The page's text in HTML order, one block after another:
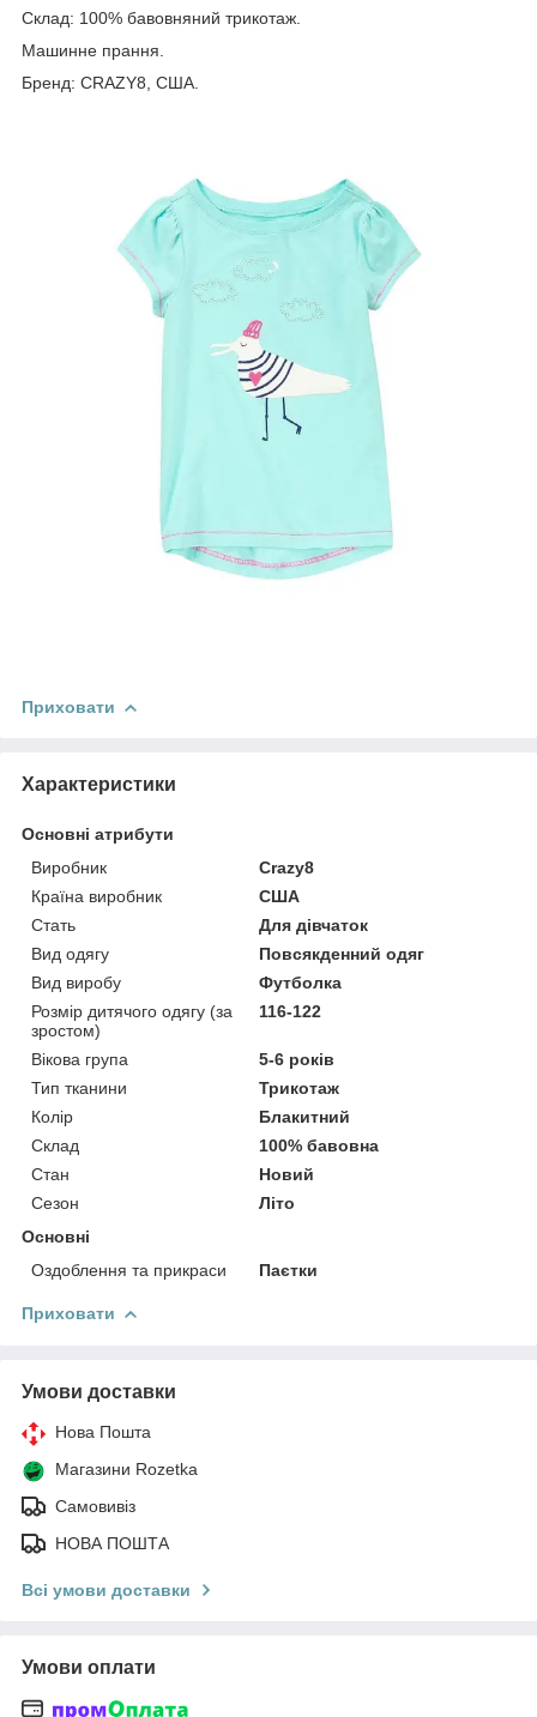
Склад: 100% бавовняний трикотаж.
Машинне прання.
Бренд: CRAZY8, США.
Приховати
Характеристики
Основні атрибути
Виробник
Crazy8
Країна виробник
США
Стать
Для дівчаток
Вид одягу
Повсякденний одяг
Вид виробу
Футболка
Розмір дитячого одягу (за
зростом)
116-122
Вікова група
5-6 років
Тип тканини
Трикотаж
Колір
Блакитний
Склад
100% бавовна
Стан
Новий
Сезон
Літо
Основні
Оздоблення та прикраси
Паєтки
Приховати
Умови доставки
Нова Пошта
Магазини Rozetka
Самовивіз
НОВА ПОШТА
Всі умови доставки
Умови оплати